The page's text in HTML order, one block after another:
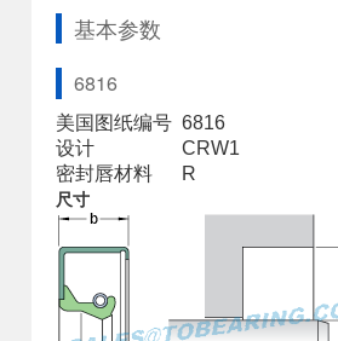
基本参数
6816
美国图纸编号 6816
设计
CRW1
密封唇材料
R
尺寸